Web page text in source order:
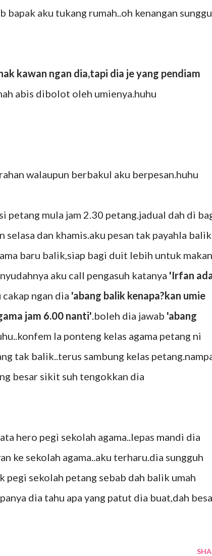
bapak aku tukang rumah..oh kenangan
kawan ngan dia,tapi dia je yang pendiam
abis dibolot oleh umienya.huhu
walaupun berbakul aku berpesan.huhu
petang mula jam 2.30 petang.jadual dah di
selasa dan khamis.aku pesan tak payahla balik
baru balik,siap bagi duit lebih untuk makan
aku call pengasuh katanya 'Irfan
cakap ngan dia 'abang balik kenapa?kan umie
jam 6.00 nanti'.boleh dia jawab 'abang
la ponteng kelas agama petang ni
tak balik..terus sambung kelas
besar sikit suh tengokkan dia
hero pegi sekolah agama..lepas mandi dia
ke sekolah agama..aku terharu.dia sungguh
sekolah petang sebab dah balik umah
dia tahu apa yang patut dia buat,dah